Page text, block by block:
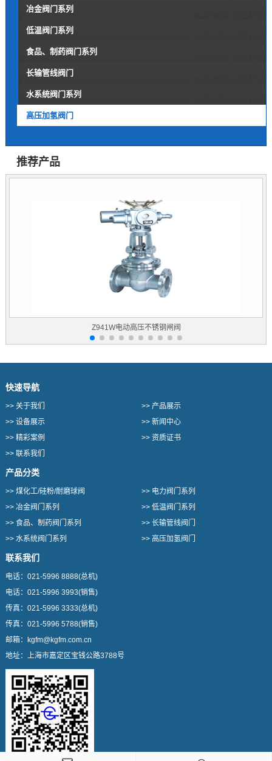
冶金阀门系列
低温阀门系列
食品、制药阀门系列
长输管线阀门
水系统阀门系列
高压加氢阀门
推荐产品
Z941W电动高压不锈钢闸阀
快速导航
>> 关于我们 >> 产品展示
>> 设备展示 >> 新闻中心
>> 精彩案例 >> 资质证书
>> 联系我们
产品分类
>> 煤化工/硅粉/耐磨球阀 >> 电力阀门系列
>> 冶金阀门系列 >> 低温阀门系列
>> 食品、制药阀门系列 >> 长输管线阀门
>> 水系统阀门系列 >> 高压加氢阀门
联系我们
电话： 021-5996 8888(总机)
电话： 021-5996 3993(销售)
传真： 021-5996 3333(总机)
传真： 021-5996 5788(销售)
邮箱： kgfm@kgfm.com.cn
地址：
上海市嘉定区宝钱公路3788号